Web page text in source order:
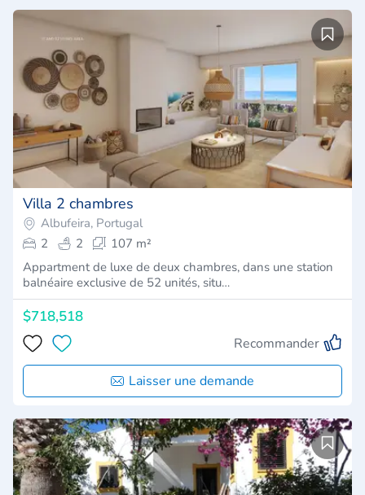
Villa 2 chambres
Albufeira, Portugal
2
2
107 m²
Appartment de luxe de deux chambres, dans une station
balnéaire exclusive de 52 unités, situ…
$718,518
Recommander
Laisser une demande